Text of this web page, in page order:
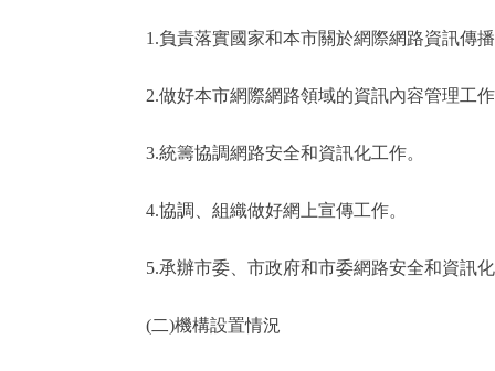
1.負責落實國家和本市關於網際網路資訊傳播
2.做好本市網際網路領域的資訊內容管理工作
3.統籌協調網路安全和資訊化工作。
4.協調、組織做好網上宣傳工作。
5.承辦市委、市政府和市委網路安全和資訊化
(二)機構設置情況